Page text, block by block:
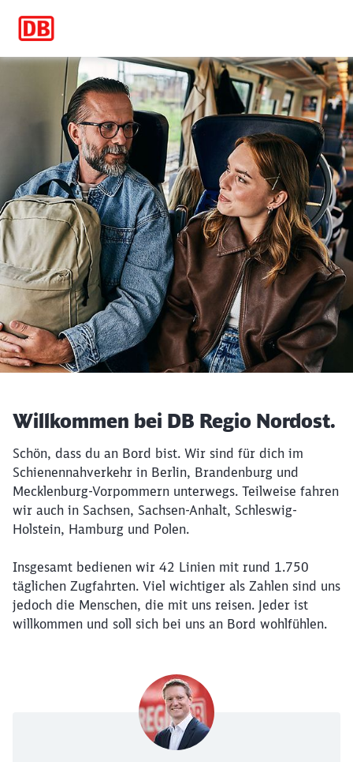
Unterwegs mit Respekt –
Willkommen bei DB Regio Nordost.
Schön, dass du an Bord bist. Wir sind für dich im
Schienennahverkehr in Berlin, Brandenburg und
Mecklenburg-Vorpommern unterwegs. Teilweise fahren
wir auch in Sachsen, Sachsen-Anhalt, Schleswig-
Holstein, Hamburg und Polen.
Insgesamt bedienen wir 42 Linien mit rund 1.750
täglichen Zugfahrten. Viel wichtiger als Zahlen sind uns
jedoch die Menschen, die mit uns reisen. Jeder ist
willkommen und soll sich bei uns an Bord wohlfühlen.